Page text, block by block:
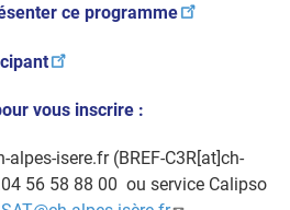
ce programme
vous inscrire :
alpes-isere.fr(BREF-C3R[at]ch-
56 58 88 00 ou service Calipso